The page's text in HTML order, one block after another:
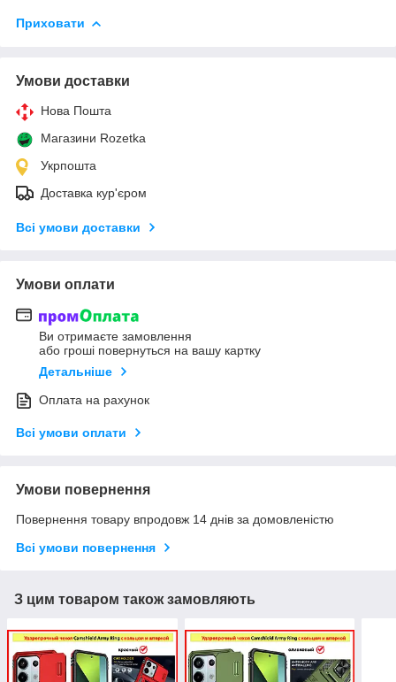
Приховати
Умови доставки
Нова Пошта
Магазини Rozetka
Укрпошта
Доставка кур'єром
Всі умови доставки
Умови оплати
Ви отримаєте замовлення
або гроші повернуться на вашу картку
Детальніше
Оплата на рахунок
Всі умови оплати
Умови повернення
Повернення товару впродовж 14 днів за домовленістю
Всі умови повернення
З цим товаром також замовляють